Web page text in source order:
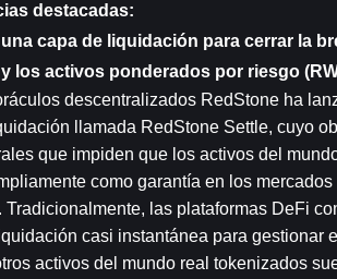
destacadas:
capa de liquidación para cerrar la
los activos ponderados por riesgo
descentralizados RedStone ha
llamada RedStone Settle, cuyo
que impiden que los activos del
como garantía en los
las plataformas DeFi
casi instantánea para gestionar
activos del mundo real tokenizados